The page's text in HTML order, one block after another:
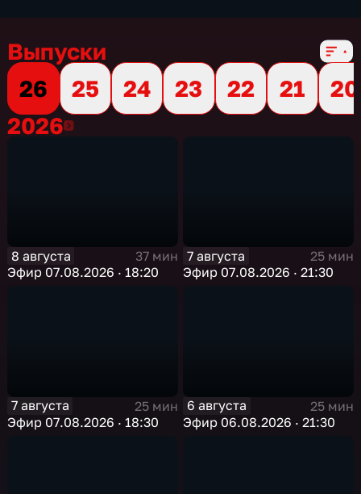
Выпуски
26
25 24 23 22 21
20
20262026
8 августа
37 мин
Эфир 07.08.2026 · 18:20
7 августа
25 мин
Эфир 07.08.2026 · 21:30
7 августа
25 мин
Эфир 07.08.2026 · 18:30
6 августа
25 мин
Эфир 06.08.2026 · 21:30